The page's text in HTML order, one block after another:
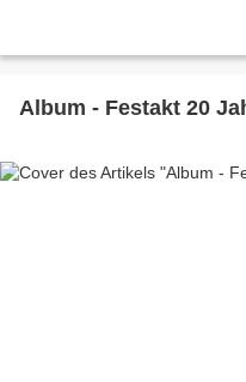
Album - Festakt 20